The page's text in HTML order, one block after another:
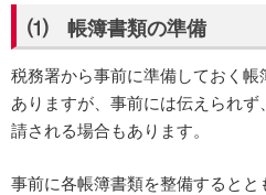
⑴ 帳簿書類の準備
税務署から事前に準備しておく
ありますが、事前には伝えられ
請される場合もあります。
事前に各帳簿書類を整備すると